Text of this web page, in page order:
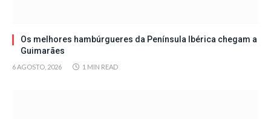
Os melhores hambúrgueres da Península Ibérica chegam a
Guimarães
6 AGOSTO, 2026 1 MIN READ